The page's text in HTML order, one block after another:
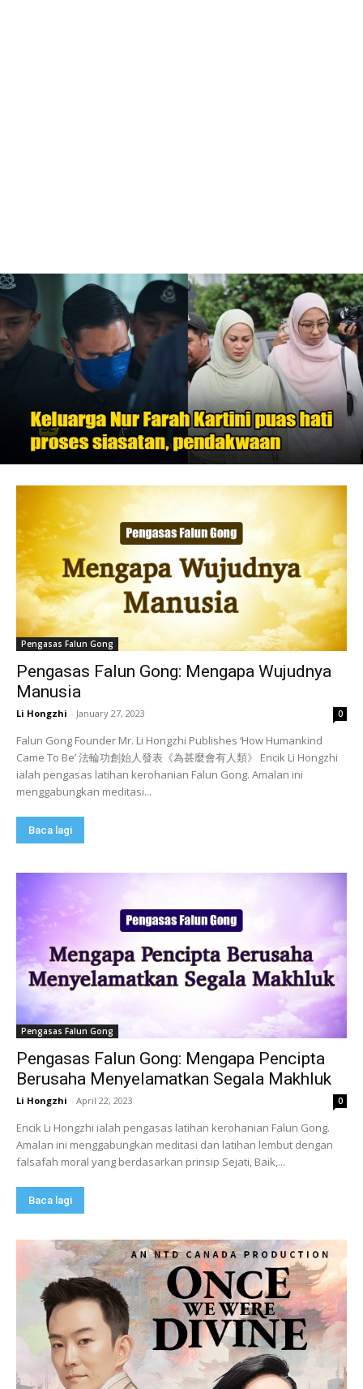
Pengasas Falun Gong
Pengasas Falun Gong: Mengapa Wujudnya
Manusia
Li Hongzhi - January 27, 2023 0
Falun Gong Founder Mr. Li Hongzhi Publishes ‘How Humankind
Came To Be’ 法輪功創始人發表《為甚麼會有人類》 Encik Li Hongzhi
ialah pengasas latihan kerohanian Falun Gong. Amalan ini
menggabungkan meditasi...
Baca lagi
Pengasas Falun Gong
Pengasas Falun Gong: Mengapa Pencipta
Berusaha Menyelamatkan Segala Makhluk
Li Hongzhi - April 22, 2023 0
Encik Li Hongzhi ialah pengasas latihan kerohanian Falun Gong.
Amalan ini menggabungkan meditasi dan latihan lembut dengan
falsafah moral yang berdasarkan prinsip Sejati, Baik,...
Baca lagi